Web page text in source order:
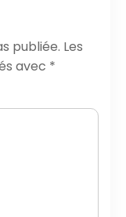
publiée. Les
avec *